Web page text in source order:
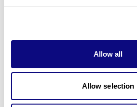
Allow all
Allow selection
쓰리빌리언은 유전자 진단에 필요한 여러 기술의
더 정확한 변이 해석과 높은 진단율을 위한 쓰리